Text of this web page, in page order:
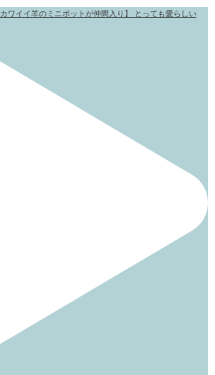
カワイイ羊のミニポットが仲間入り】 とっても愛らしい